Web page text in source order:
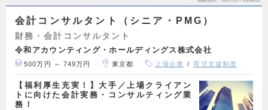
会計コンサルタント（シニア・PMG）
財務・会計コンサルタント
令和アカウンティング・ホールディングス株式会社
500万円 ～ 749万円 東京都 上場企業 育児支援制度
【福利厚生充実！】大手／上場クライアン
トに向けた会計実務・コンサルティング業
務！